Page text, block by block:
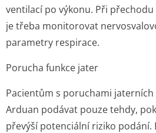
ventilací po výkonu. Při
je třeba monitorovat
parametry respirace.
Porucha funkce jater
Pacientům s poruchami
Arduan podávat pouze tehdy,
převýší potenciální riziko podání.